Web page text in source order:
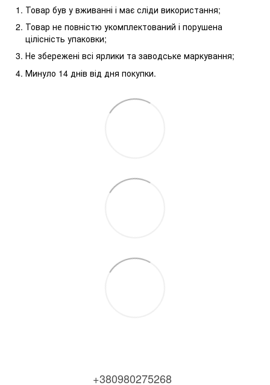
Товар був у вживанні і має сліди використання;
Товар не повністю укомплектований і порушена
цілісність упаковки;
Не збережені всі ярлики та заводське маркування;
Минуло 14 днів від дня покупки.
+380980275268